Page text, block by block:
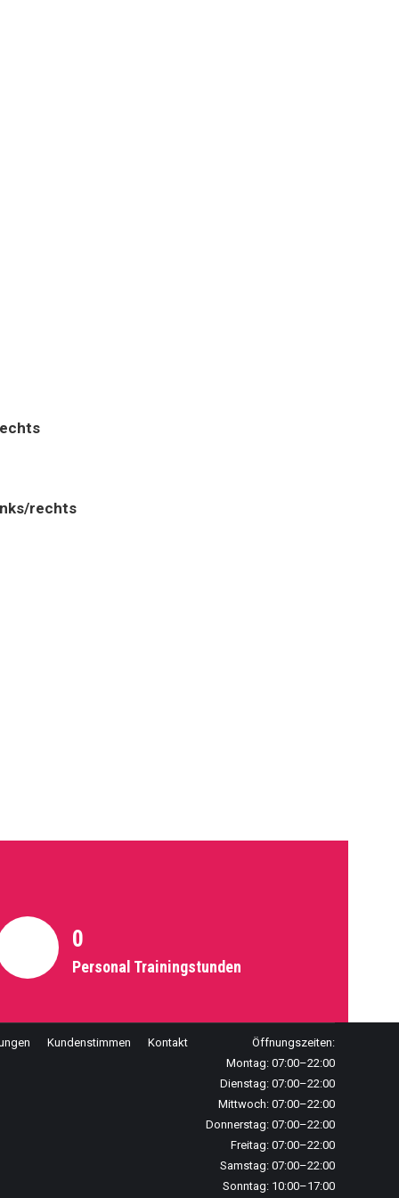
rechts
0
Personal Trainingstunden
Kundenstimmen Kontakt
Öffnungszeiten:
Montag: 07:00–22:00
Dienstag: 07:00–22:00
Mittwoch: 07:00–22:00
Donnerstag: 07:00–22:00
Freitag: 07:00–22:00
Samstag: 07:00–22:00
Sonntag: 10:00–17:00